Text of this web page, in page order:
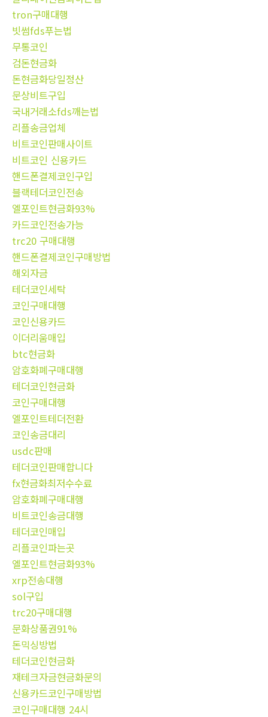
tron구매대행
빗썸fds푸는법
무통코인
검돈현금화
돈현금화당일정산
문상비트구입
국내거래소fds깨는법
리플송금업체
비트코인판매사이트
비트코인 신용카드
핸드폰결제코인구입
블랙테더코인전송
엘포인트현금화93%
카드코인전송가능
trc20 구매대행
핸드폰결제코인구매방법
해외자금
테더코인세탁
코인구매대행
코인신용카드
이더리움매입
btc현금화
암호화폐구매대행
테더코인현금화
코인구매대행
엘포인트테더전환
코인송금대리
usdc판매
테더코인판매합니다
fx현금화최저수수료
암호화폐구매대행
비트코인송금대행
테더코인매입
리플코인파는곳
엘포인트현금화93%
xrp전송대행
sol구입
trc20구매대행
문화상품권91%
돈믹싱방법
테더코인현금화
재테크자금현금화문의
신용카드코인구매방법
코인구매대행 24시